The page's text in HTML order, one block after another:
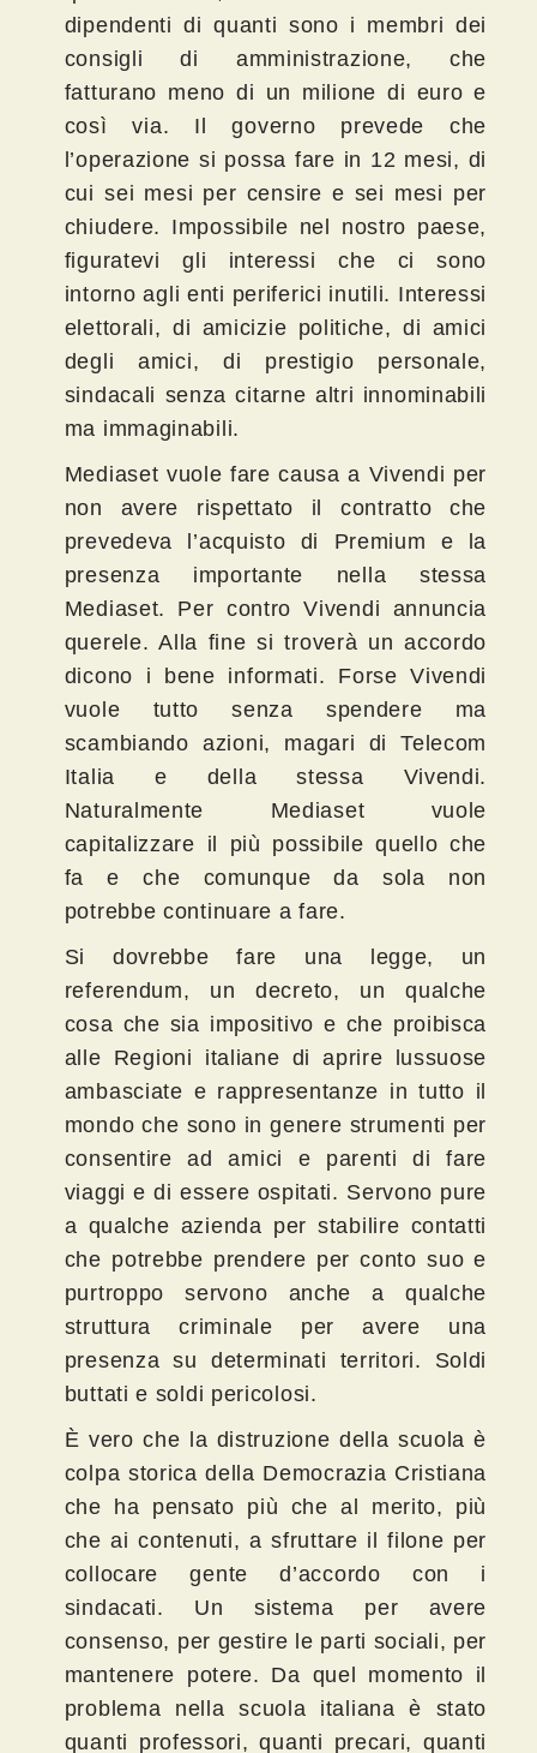
dipendenti di quanti sono i membri dei
consigli di amministrazione, che
fatturano meno di un milione di euro e
così via. Il governo prevede che
l’operazione si possa fare in 12 mesi, di
cui sei mesi per censire e sei mesi per
chiudere. Impossibile nel nostro paese,
figuratevi gli interessi che ci sono
intorno agli enti periferici inutili. Interessi
elettorali, di amicizie politiche, di amici
degli amici, di prestigio personale,
sindacali senza citarne altri innominabili
ma immaginabili.
Mediaset vuole fare causa a Vivendi per
non avere rispettato il contratto che
prevedeva l’acquisto di Premium e la
presenza importante nella stessa
Mediaset. Per contro Vivendi annuncia
querele. Alla fine si troverà un accordo
dicono i bene informati. Forse Vivendi
vuole tutto senza spendere ma
scambiando azioni, magari di Telecom
Italia e della stessa Vivendi.
Naturalmente Mediaset vuole
capitalizzare il più possibile quello che
fa e che comunque da sola non
potrebbe continuare a fare.
Si dovrebbe fare una legge, un
referendum, un decreto, un qualche
cosa che sia impositivo e che proibisca
alle Regioni italiane di aprire lussuose
ambasciate e rappresentanze in tutto il
mondo che sono in genere strumenti per
consentire ad amici e parenti di fare
viaggi e di essere ospitati. Servono pure
a qualche azienda per stabilire contatti
che potrebbe prendere per conto suo e
purtroppo servono anche a qualche
struttura criminale per avere una
presenza su determinati territori. Soldi
buttati e soldi pericolosi.
È vero che la distruzione della scuola è
colpa storica della Democrazia Cristiana
che ha pensato più che al merito, più
che ai contenuti, a sfruttare il filone per
collocare gente d’accordo con i
sindacati. Un sistema per avere
consenso, per gestire le parti sociali, per
mantenere potere. Da quel momento il
problema nella scuola italiana è stato
quanti professori, quanti precari, quanti